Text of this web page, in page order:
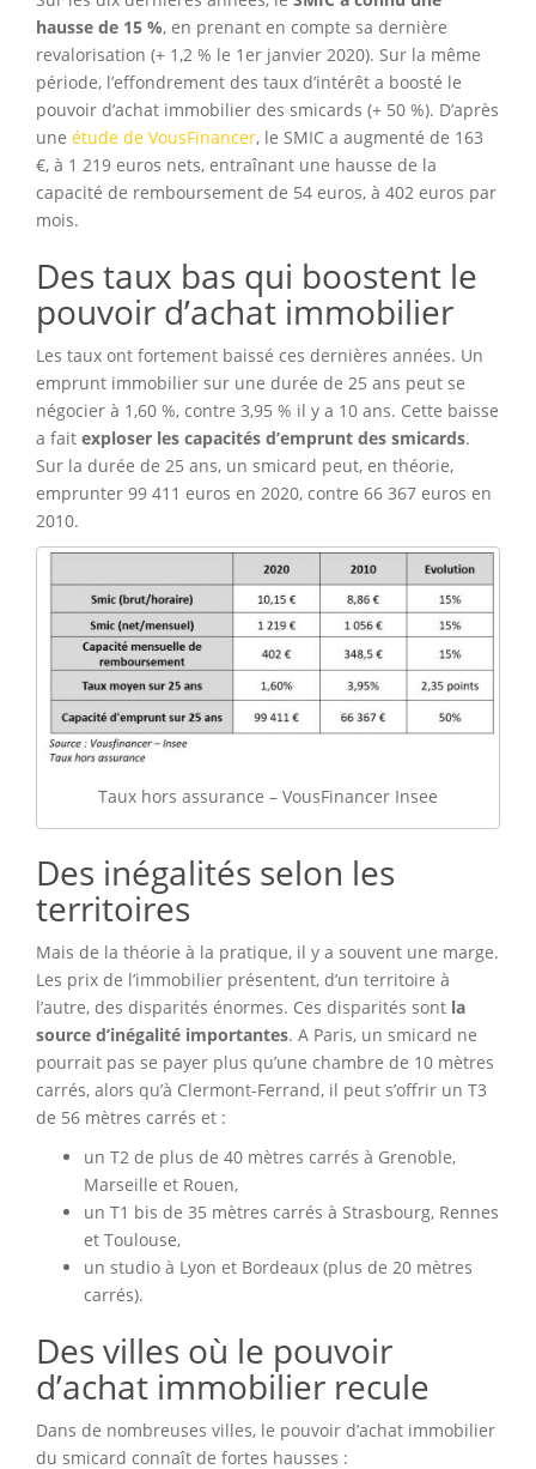
hausse de 15 %, en prenant en compte sa dernière
revalorisation (+ 1,2 % le 1er janvier 2020). Sur la même
période, l’effondrement des taux d’intérêt a boosté le
pouvoir d’achat immobilier des smicards (+ 50 %). D’après
une étude de VousFinancer, le SMIC a augmenté de 163
€, à 1 219 euros nets, entraînant une hausse de la
capacité de remboursement de 54 euros, à 402 euros par
mois.
Des taux bas qui boostent le
pouvoir d’achat immobilier
Les taux ont fortement baissé ces dernières années. Un
emprunt immobilier sur une durée de 25 ans peut se
négocier à 1,60 %, contre 3,95 % il y a 10 ans. Cette baisse
a fait exploser les capacités d’emprunt des smicards.
Sur la durée de 25 ans, un smicard peut, en théorie,
emprunter 99 411 euros en 2020, contre 66 367 euros en
2010.
Taux hors assurance – VousFinancer Insee
Des inégalités selon les
territoires
Mais de la théorie à la pratique, il y a souvent une marge.
Les prix de l’immobilier présentent, d’un territoire à
l’autre, des disparités énormes. Ces disparités sont la
source d’inégalité importantes. A Paris, un smicard ne
pourrait pas se payer plus qu’une chambre de 10 mètres
carrés, alors qu’à Clermont-Ferrand, il peut s’offrir un T3
de 56 mètres carrés et :
un T2 de plus de 40 mètres carrés à Grenoble,
Marseille et Rouen,
un T1 bis de 35 mètres carrés à Strasbourg, Rennes
et Toulouse,
un studio à Lyon et Bordeaux (plus de 20 mètres
carrés).
Des villes où le pouvoir
d’achat immobilier recule
Dans de nombreuses villes, le pouvoir d’achat immobilier
du smicard connaît de fortes hausses :